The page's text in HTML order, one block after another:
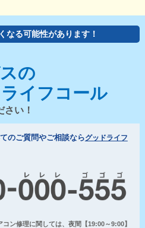
なる可能性があります！
の
イフコール
さい！
のご質問やご相談ならグッドライフ
ン修理に関しては、夜間【19:00～9:00】